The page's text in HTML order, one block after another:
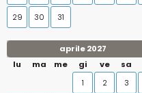
29 30 31
aprile 2027
lu
ma me gi ve sa
1
2 3